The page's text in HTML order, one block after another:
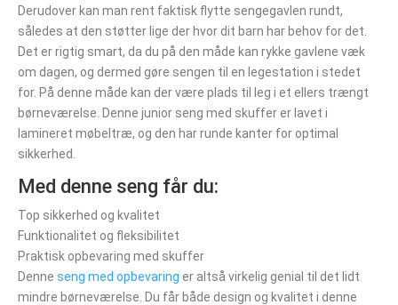
Derudover kan man rent faktisk flytte sengegavlen rundt,
således at den støtter lige der hvor dit barn har behov for det.
Det er rigtig smart, da du på den måde kan rykke gavlene væk
om dagen, og dermed gøre sengen til en legestation i stedet
for. På denne måde kan der være plads til leg i et ellers trængt
børneværelse. Denne junior seng med skuffer er lavet i
lamineret møbeltræ, og den har runde kanter for optimal
sikkerhed.
Med denne seng får du:
Top sikkerhed og kvalitet
Funktionalitet og fleksibilitet
Praktisk opbevaring med skuffer
Denne seng med opbevaring er altså virkelig genial til det lidt
mindre børneværelse. Du får både design og kvalitet i denne